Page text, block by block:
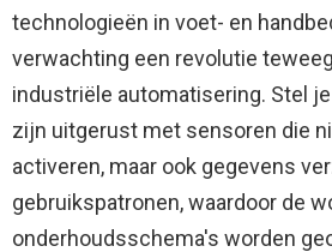
technologieën in voet- en
verwachting een revolutie
industriële automatisering. Stel
zijn uitgerust met sensoren die
activeren, maar ook gegevens
gebruikspatronen, waardoor de
onderhoudsschema's worden